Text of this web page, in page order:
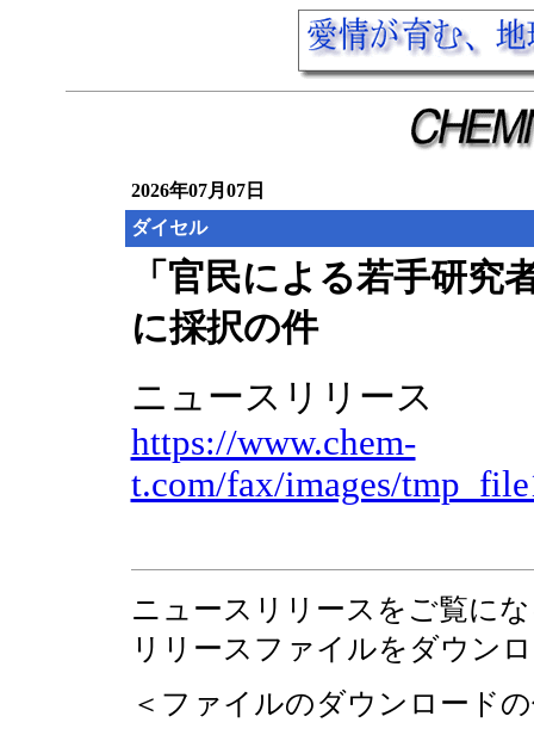
2026年07月07日
ダイセル
「官民による若手研究
に採択の件
ニュースリリース
https://www.chem-
t.com/fax/images/
ニュースリリースをご覧に
リリースファイルをダウン
＜ファイルのダウンロード